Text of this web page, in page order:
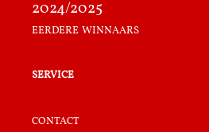
2024/2025
eerdere winnaars
service
contact